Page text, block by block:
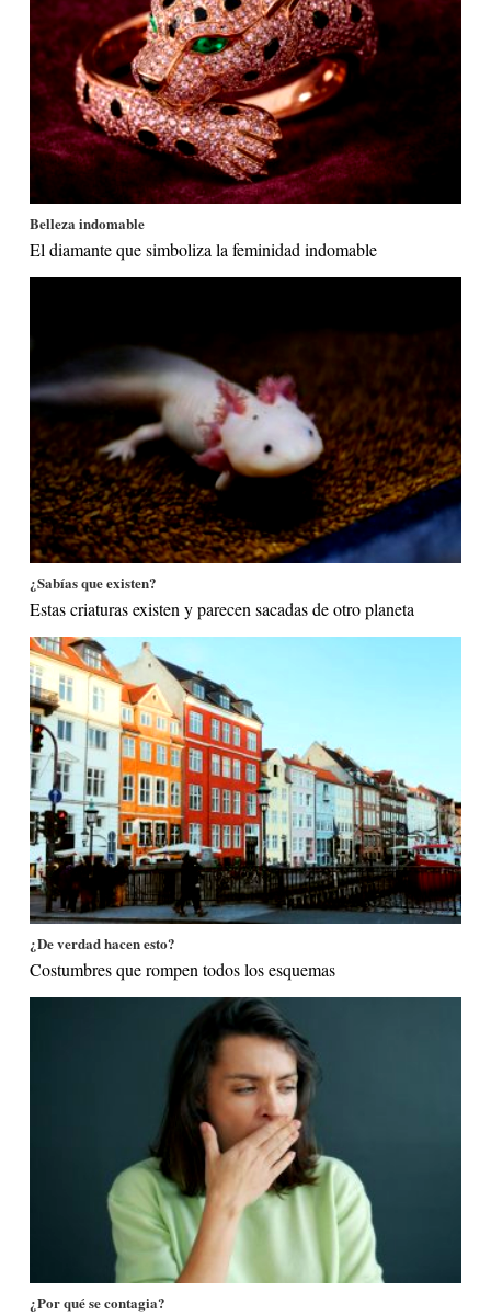
Belleza indomable
El diamante que simboliza la feminidad indomable
¿Sabías que existen?
Estas criaturas existen y parecen sacadas de otro planeta
¿De verdad hacen esto?
Costumbres que rompen todos los esquemas
¿Por qué se contagia?